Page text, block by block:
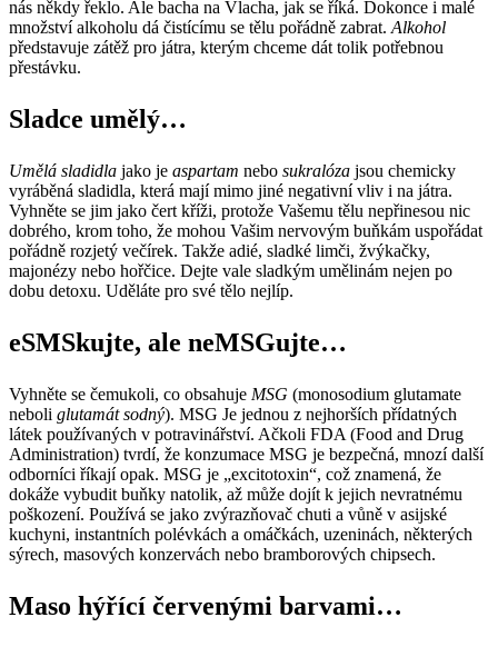
nás někdy řeklo. Ale bacha na Vlacha, jak se říká. Dokonce i malé
množství alkoholu dá čistícímu se tělu pořádně zabrat. Alkohol
představuje zátěž pro játra, kterým chceme dát tolik potřebnou
přestávku.
Sladce umělý…
Umělá sladidla jako je aspartam nebo sukralóza jsou chemicky
vyráběná sladidla, která mají mimo jiné negativní vliv i na játra.
Vyhněte se jim jako čert kříži, protože Vašemu tělu nepřinesou nic
dobrého, krom toho, že mohou Vašim nervovým buňkám uspořádat
pořádně rozjetý večírek. Takže adié, sladké limči, žvýkačky,
majonézy nebo hořčice. Dejte vale sladkým umělinám nejen po
dobu detoxu. Uděláte pro své tělo nejlíp.
eSMSkujte, ale neMSGujte…
Vyhněte se čemukoli, co obsahuje MSG (monosodium glutamate
neboli glutamát sodný). MSG Je jednou z nejhorších přídatných
látek používaných v potravinářství. Ačkoli FDA (Food and Drug
Administration) tvrdí, že konzumace MSG je bezpečná, mnozí další
odborníci říkají opak. MSG je „excitotoxin“, což znamená, že
dokáže vybudit buňky natolik, až může dojít k jejich nevratnému
poškození. Používá se jako zvýrazňovač chuti a vůně v asijské
kuchyni, instantních polévkách a omáčkách, uzeninách, některých
sýrech, masových konzervách nebo bramborových chipsech.
Maso hýřící červenými barvami…